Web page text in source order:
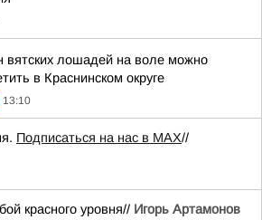
вятских лошадей на воле можно
в Краснинском округе
13:10
Подписаться на нас в МАХ//
красного уровня// Игорь Артамонов